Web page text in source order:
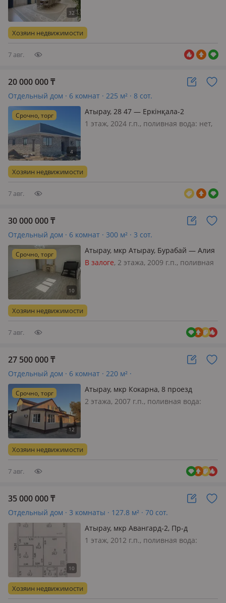
просторный Жилой дом,
расположенный 📍в мкр. Самал-1
Хозяин недвижимости
7 авг.
20 000 000₸
Отдельный дом · 6 комнат · 225 м² · 8 сот.
Срочно, торг
Атырау, 28 47 — Еркінқала-2
1 этаж, 2024 г.п., поливная вода: нет,
2024жылы, жазда салынды, жер
аумағы 8 соттық ✅Үй - 225кв метр,
Хозяин недвижимости
7 авг.
30 000 000₸
Отдельный дом · 6 комнат · 300 м² · 3 сот.
Срочно, торг
Атырау, мкр Атырау, Бурабай — Алия
Молдагулова
В залоге, 2 этажа, 2009 г.п., поливная
летней кухней (2-х комнатная) и с
парилкой, гаражом. Срочн…
Хозяин недвижимости
7 авг.
27 500 000₸
Отдельный дом · 6 комнат · 220 м² ·
Срочно, торг
Атырау, мкр Кокарна, 8 проезд
2 этажа, 2007 г.п., поливная вода:
светлый, теплый дом. Состояние
хорошое. Во дворе есть плодородные
Хозяин недвижимости
7 авг.
35 000 000₸
Отдельный дом · 3 комнаты · 127.8 м² · 70 сот.
Атырау, мкр Авангард-2, Пр-д
Тамшылы 3
1 этаж, 2012 г.п., поливная вода:
Атырау. мкр Атырау проездъ
Тамшылы дом 3.Ремонт дома не
Хозяин недвижимости